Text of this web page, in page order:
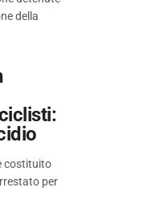
della
costituito
per